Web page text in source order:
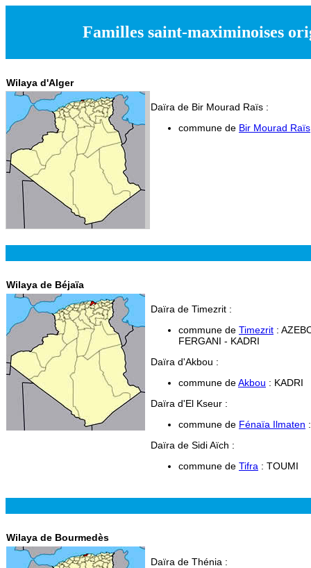
Familles saint-maximinoises
Wilaya d'Alger
Daïra de Bir Mourad Raïs :
commune de Bir Mourad Raïs
Wilaya de Béjaïa
Daïra de Timezrit :
commune de Timezrit :
FERGANI - KADRI
Daïra d'Akbou :
commune deAkbou : KADRI
Daïra d'El Kseur :
commune de Fénaïa Ilmaten
Daïra de Sidi Aïch :
commune de Tifra : TOUMI
Wilaya de Bourmedès
Daïra de Thénia :